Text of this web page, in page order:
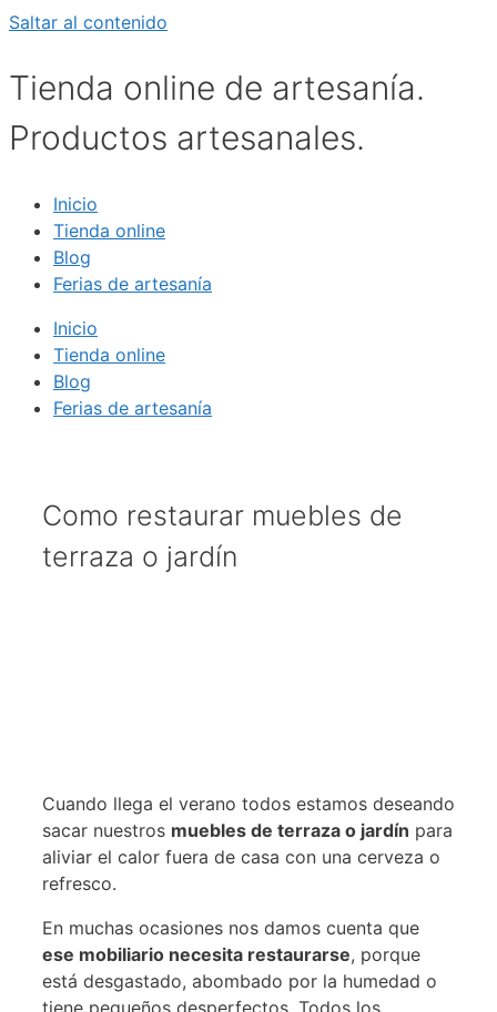
Saltar al contenido
Tienda online de artesanía.
Productos artesanales.
Inicio
Tienda online
Blog
Ferias de artesanía
Inicio
Tienda online
Blog
Ferias de artesanía
Como restaurar muebles de
terraza o jardín
Cuando llega el verano todos estamos deseando
sacar nuestros muebles de terraza o jardín para
aliviar el calor fuera de casa con una cerveza o
refresco.
En muchas ocasiones nos damos cuenta que
ese mobiliario necesita restaurarse, porque
está desgastado, abombado por la humedad o